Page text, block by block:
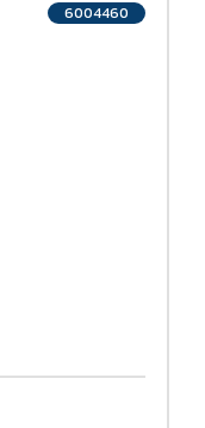
6004460